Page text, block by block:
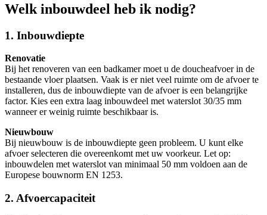
Welk inbouwdeel heb ik nodig?
1. Inbouwdiepte
Renovatie
Bij het renoveren van een badkamer moet u de doucheafvoer in de
bestaande vloer plaatsen. Vaak is er niet veel ruimte om de afvoer te
installeren, dus de inbouwdiepte van de afvoer is een belangrijke
factor. Kies een extra laag inbouwdeel met waterslot 30/35 mm
wanneer er weinig ruimte beschikbaar is.
Nieuwbouw
Bij nieuwbouw is de inbouwdiepte geen probleem. U kunt elke
afvoer selecteren die overeenkomt met uw voorkeur. Let op:
inbouwdelen met waterslot van minimaal 50 mm voldoen aan de
Europese bouwnorm EN 1253.
2. Afvoercapaciteit